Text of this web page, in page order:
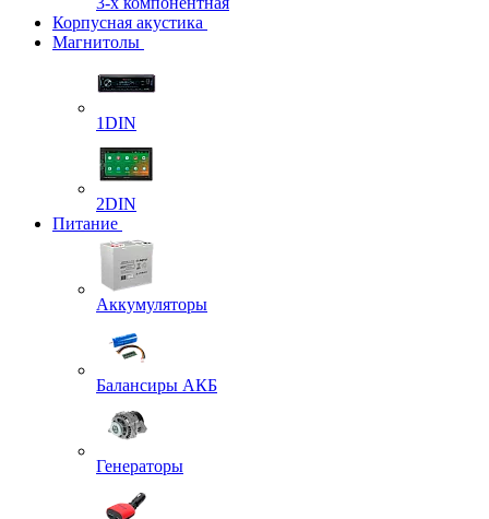
Корпусная акустика
Магнитолы
1DIN
2DIN
Питание
Аккумуляторы
Балансиры АКБ
Генераторы